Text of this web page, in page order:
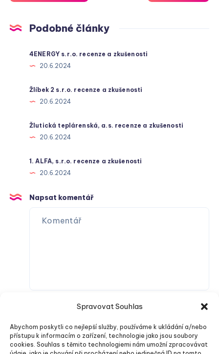
Spravovat Souhlas
Abychom poskytli co nejlepší služby, používáme k ukládání a/nebo
přístupu k informacím o zařízení, technologie jako jsou soubory
cookies. Souhlas s těmito technologiemi nám umožní zpracovávat
Podobné články
4ENERGY s.r.o. recenze a zkušenosti
20.6.2024
Žlíbek 2 s.r.o. recenze a zkušenosti
20.6.2024
Žlutická teplárenská, a.s. recenze a zkušenosti
20.6.2024
1. ALFA, s.r.o. recenze a zkušenosti
20.6.2024
Napsat komentář